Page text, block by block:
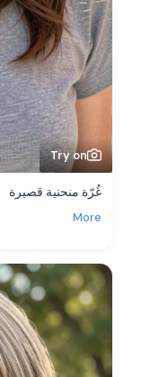
Try on
غُرّة منحنية قصيرة
More